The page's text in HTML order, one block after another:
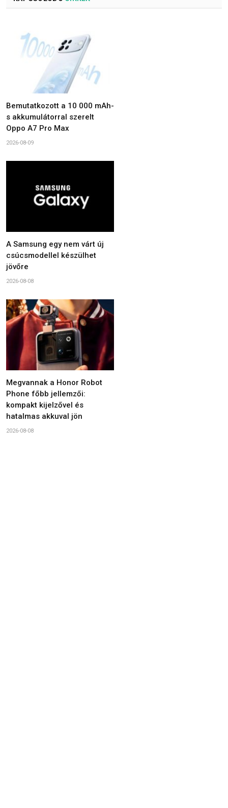
Bemutatkozott a 10 000 mAh-
s akkumulátorral szerelt
Oppo A7 Pro Max
2026-08-09
A Samsung egy nem várt új
csúcsmodellel készülhet
jövőre
2026-08-08
Megvannak a Honor Robot
Phone főbb jellemzői:
kompakt kijelzővel és
hatalmas akkuval jön
2026-08-08